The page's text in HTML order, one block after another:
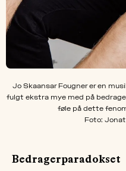
Jo Skaansar Fougner er en
fulgt ekstra mye med på
føle på dette
Foto:
Bedragerparadokset